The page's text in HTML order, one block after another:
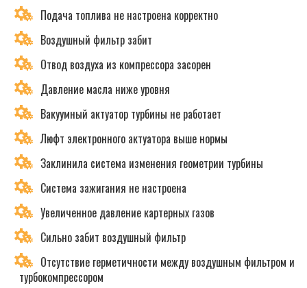
Подача топлива не настроена корректно
Воздушный фильтр забит
Отвод воздуха из компрессора засорен
Давление масла ниже уровня
Вакуумный актуатор турбины не работает
Люфт электронного актуатора выше нормы
Заклинила система изменения геометрии турбины
Система зажигания не настроена
Увеличенное давление картерных газов
Сильно забит воздушный фильтр
Отсутствие герметичности между воздушным фильтром и
турбокомпрессором